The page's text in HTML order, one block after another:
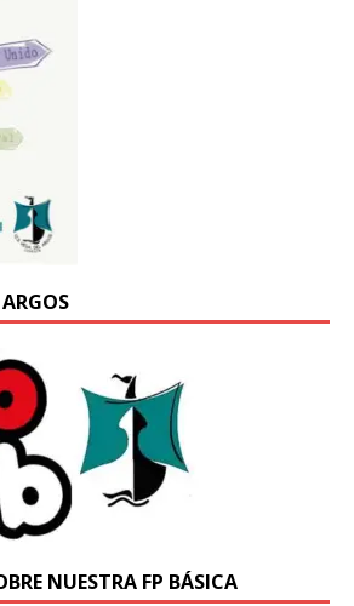
NUESTRA FP BÁSICA